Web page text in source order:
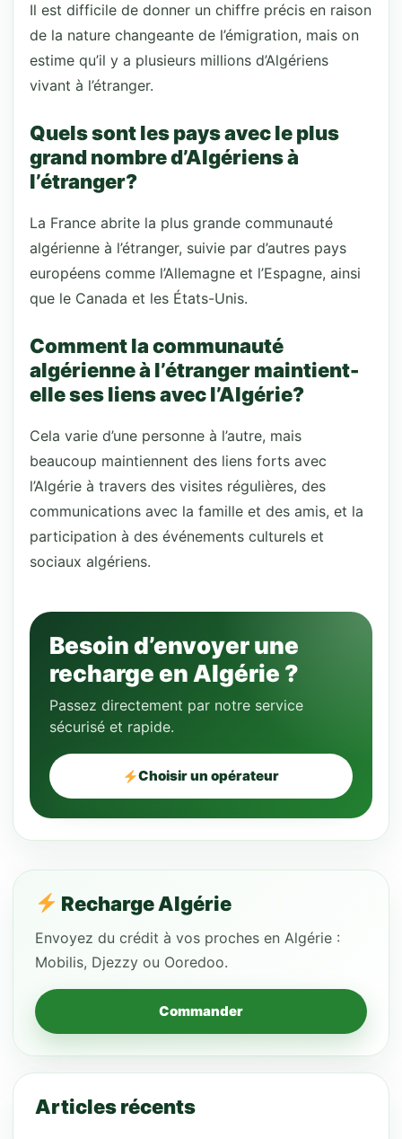
Il est difficile de donner un chiffre précis en raison
de la nature changeante de l’émigration, mais on
estime qu’il y a plusieurs millions d’Algériens
vivant à l’étranger.
Quels sont les pays avec le plus
grand nombre d’Algériens à
l’étranger?
La France abrite la plus grande communauté
algérienne à l’étranger, suivie par d’autres pays
européens comme l’Allemagne et l’Espagne, ainsi
que le Canada et les États-Unis.
Comment la communauté
algérienne à l’étranger maintient-
elle ses liens avec l’Algérie?
Cela varie d’une personne à l’autre, mais
beaucoup maintiennent des liens forts avec
l’Algérie à travers des visites régulières, des
communications avec la famille et des amis, et la
participation à des événements culturels et
sociaux algériens.
Besoin d’envoyer une
recharge en Algérie ?
Passez directement par notre service
sécurisé et rapide.
Choisir un opérateur
Recharge Algérie
Envoyez du crédit à vos proches en Algérie :
Mobilis, Djezzy ou Ooredoo.
Commander
Articles récents